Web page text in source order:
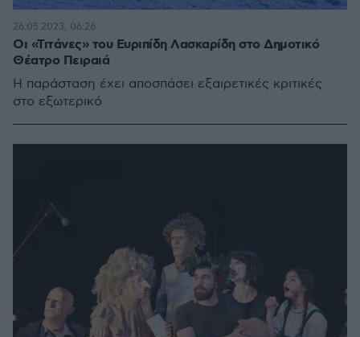
Οι «Τιτάνες» του Ευριπίδη Λασκαρίδη στο Δημοτικό
Θέατρο Πειραιά
Η παράσταση έχει αποσπάσει εξαιρετικές κριτικές
στο εξωτερικό
26.05.2023, 06:26